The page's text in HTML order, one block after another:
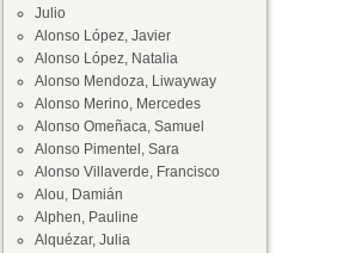
Julio
Alonso López, Javier
Alonso López, Natalia
Alonso Mendoza, Liwayway
Alonso Merino, Mercedes
Alonso Omeñaca, Samuel
Alonso Pimentel, Sara
Alonso Villaverde, Francisco
Alou, Damián
Alphen, Pauline
Alquézar, Julia